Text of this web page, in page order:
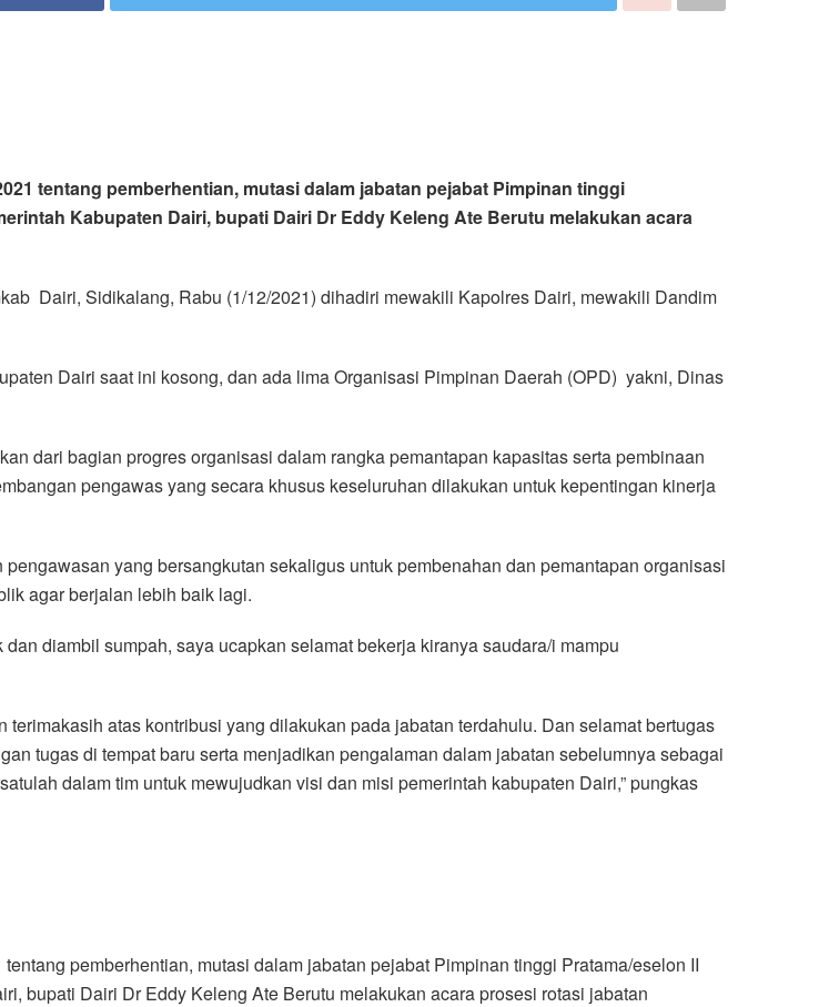
tentang pemberhentian, mutasi dalam jabatan pejabat Pimpinan tinggi
Kabupaten Dairi, bupati Dairi Dr Eddy Keleng Ate Berutu melakukan acara
Dairi, Sidikalang, Rabu (1/12/2021) dihadiri mewakili Kapolres Dairi, mewakili Dandim
Dairi saat ini kosong, dan ada lima Organisasi Pimpinan Daerah (OPD) yakni, Dinas
dari bagian progres organisasi dalam rangka pemantapan kapasitas serta pembinaan
pengawas yang secara khusus keseluruhan dilakukan untuk kepentingan kinerja
yang bersangkutan sekaligus untuk pembenahan dan pemantapan organisasi
agar berjalan lebih baik lagi.
diambil sumpah, saya ucapkan selamat bekerja kiranya saudara/i mampu
atas kontribusi yang dilakukan pada jabatan terdahulu. Dan selamat bertugas
tugas di tempat baru serta menjadikan pengalaman dalam jabatan sebelumnya sebagai
dalam tim untuk mewujudkan visi dan misi pemerintah kabupaten Dairi,” pungkas
pemberhentian, mutasi dalam jabatan pejabat Pimpinan tinggi Pratama/eselon II
bupati Dairi Dr Eddy Keleng Ate Berutu melakukan acara prosesi rotasi jabatan